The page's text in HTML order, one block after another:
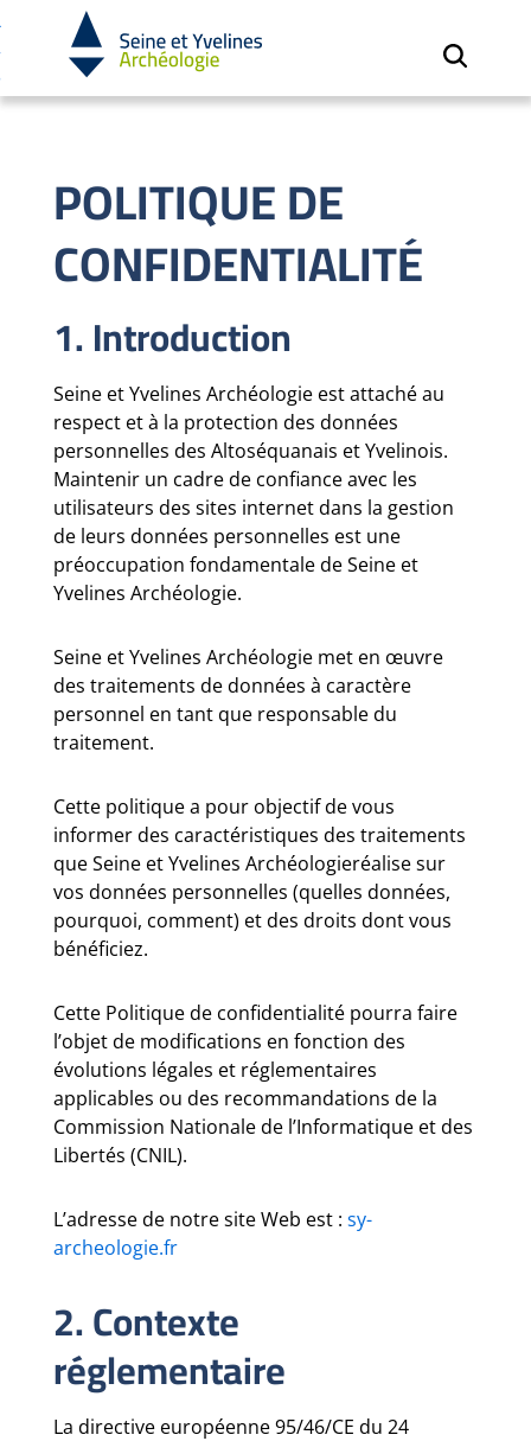
Aller
au
contenu
Aller
à
la
recherche
POLITIQUE DE
CONFIDENTIALITÉ
1. Introduction
Seine et Yvelines Archéologie est attaché au
respect et à la protection des données
personnelles des Altoséquanais et Yvelinois.
Maintenir un cadre de confiance avec les
utilisateurs des sites internet dans la gestion
de leurs données personnelles est une
préoccupation fondamentale de Seine et
Yvelines Archéologie.
Seine et Yvelines Archéologie met en œuvre
des traitements de données à caractère
personnel en tant que responsable du
traitement.
Cette politique a pour objectif de vous
informer des caractéristiques des traitements
que Seine et Yvelines Archéologieréalise sur
vos données personnelles (quelles données,
pourquoi, comment) et des droits dont vous
bénéficiez.
Cette Politique de confidentialité pourra faire
l’objet de modifications en fonction des
évolutions légales et réglementaires
applicables ou des recommandations de la
Commission Nationale de l’Informatique et des
Libertés (CNIL).
L’adresse de notre site Web est : sy-
archeologie.fr
2. Contexte
réglementaire
La directive européenne 95/46/CE du 24
Cookies et traceurs utilisés sur ce site.